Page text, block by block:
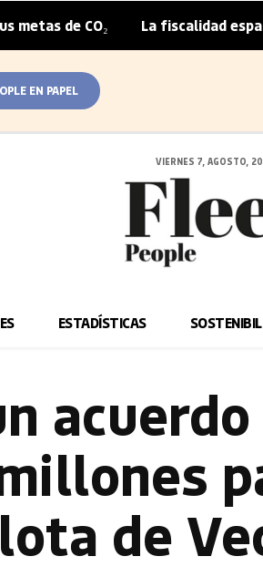
| La fiscalidad española cubre
EN PAPEL
VIERNES 7, AGOSTO,
ESTADÍSTICAS
de